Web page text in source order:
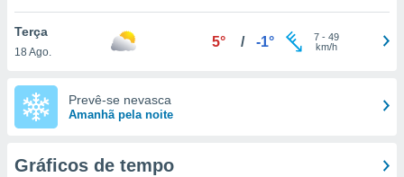
sitio
IP e
possam
com
Terça
18 Ago.
5° / -1° 7- 49
km/h
Prevê-se nevasca
Amanhã pela noite
Gráficos de tempo